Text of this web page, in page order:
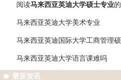
阅读马来西亚英迪大学硕士专业
马来西亚英迪大学美术专业
马来西亚英迪国际大学工商管理
马来西亚英迪大学语言课难吗
最新资讯